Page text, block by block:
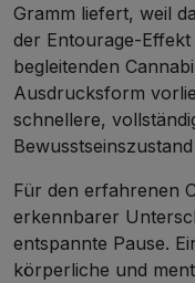
Gramm liefert, weil
der Entourage-
begleitenden
Ausdrucksform
schnellere,
Für den erfahrenen
erkennbarer
entspannte Pause.
körperliche und